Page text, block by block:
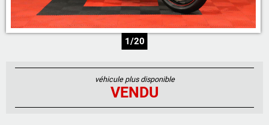
1/20
véhicule plus disponible
VENDU